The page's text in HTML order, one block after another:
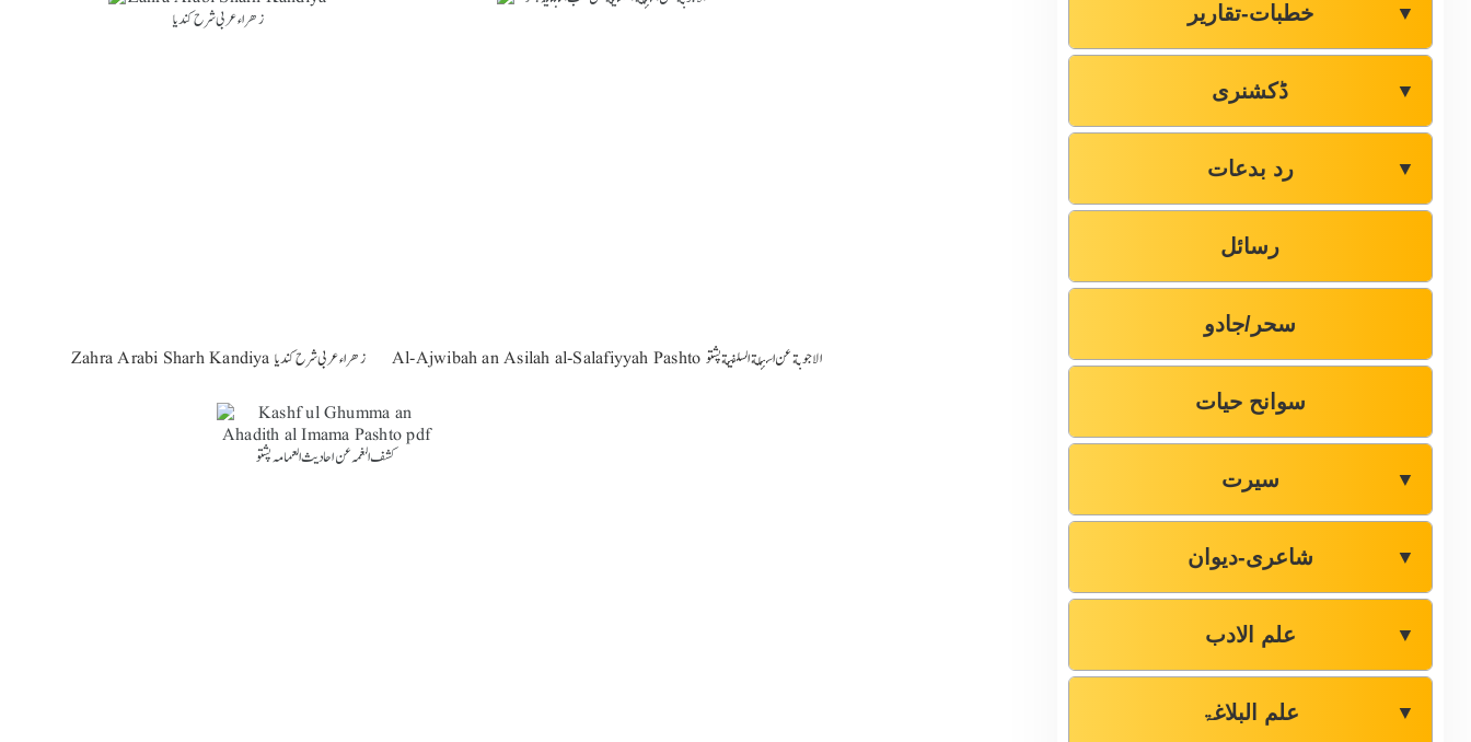
Zahra Arabi Sharh Kandiya زھراء عربی شرح کندیا Al-Ajwibah an Asilah al-Salafiyyah Pashto الاجوبة عن اسئلة السلفية پشتو
خطبات-تقاریر ▼
ڈکشنری ▼
رد بدعات ▼
رسائل
سحر/جادو
سوانح حیات
سیرت ▼
شاعری-دیوان ▼
علم الادب ▼
علم البلاغۃ ▼